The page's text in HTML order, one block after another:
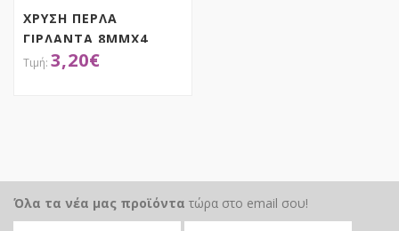
ΧΡΥΣΗ ΠΕΡΛΑ
ΓΙΡΛΑΝΤΑ 8ΜΜΧ4
ΜΕΤΡΑ
3,20€
Όλα τα νέα μας προϊόντα τώρα στο email σου!